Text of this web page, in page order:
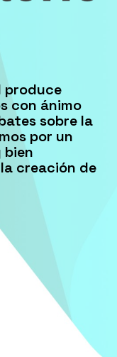
produce
con ánimo
sobre la
por un
bien
creación de